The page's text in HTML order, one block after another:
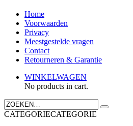
Home
Voorwaarden
Privacy
Meestgestelde vragen
Contact
Retourneren & Garantie
WINKELWAGEN
No products in cart.
CATEGORIECATEGORIE